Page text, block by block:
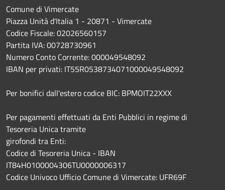
Comune di Vimercate
Piazza Unità d'Italia 1 - 20871 - Vimercate
Codice Fiscale: 02026560157
Partita IVA: 00728730961
Numero Conto Corrente: 000049548092
IBAN per privati: IT55R0538734071000049548092
Per bonifici dall'estero codice BIC: BPMOIT22XXX
Per pagamenti effettuati da Enti Pubblici in regime di
Tesoreria Unica tramite
girofondi tra Enti:
Codice di Tesoreria Unica - IBAN
IT84H0100004306TU0000006317
Codice Univoco Ufficio Comune di Vimercate: UFR69F